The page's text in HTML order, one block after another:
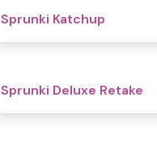
Sprunki Katchup
Sprunki Deluxe Retake